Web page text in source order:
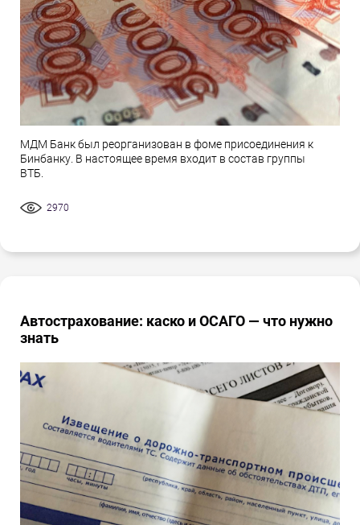
МДМ Банк был реорганизован в фоме присоединения к
Бинбанку. В настоящее время входит в состав группы
ВТБ.
2970
Автострахование: каско и ОСАГО — что нужно
знать